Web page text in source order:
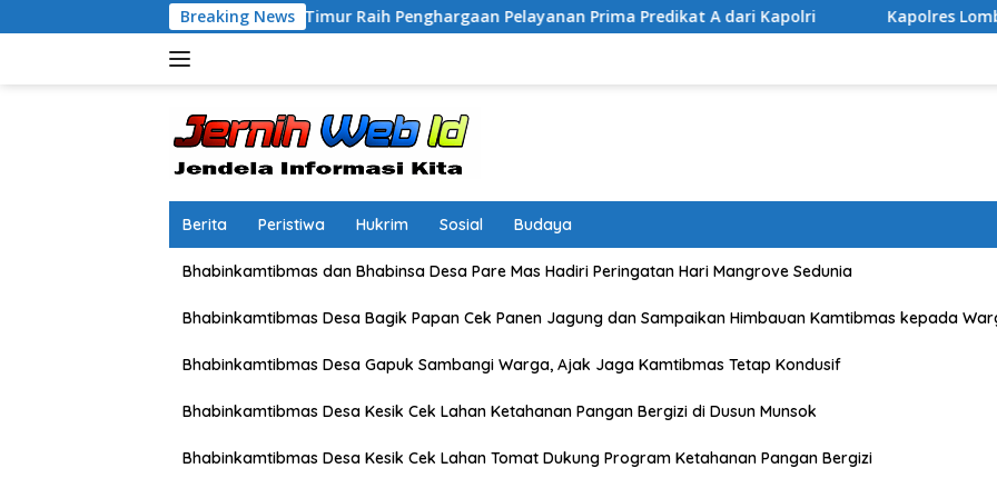
ke
Breaking News
Lombok Timur Raih Penghargaan Pelayanan Prima Predikat A dari Kapolri Kapolres Lombok Timur Raih
Berita Peristiwa Hukrim Sosial Budaya
Bhabinkamtibmas dan Bhabinsa Desa Pare Mas Hadiri Peringatan Hari Mangrove Sedunia
Bhabinkamtibmas Desa Bagik Papan Cek Panen Jagung dan Sampaikan Himbauan Kamtibmas kepada
Bhabinkamtibmas Desa Gapuk Sambangi Warga, Ajak Jaga Kamtibmas Tetap Kondusif
Bhabinkamtibmas Desa Kesik Cek Lahan Ketahanan Pangan Bergizi di Dusun Munsok
Bhabinkamtibmas Desa Kesik Cek Lahan Tomat Dukung Program Ketahanan Pangan Bergizi